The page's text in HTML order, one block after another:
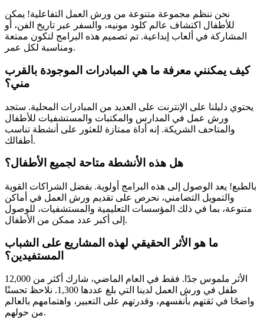
نحن ننظم مجموعة متنوعة من ورش العمل التفاعلية! يمكن
للأطفال اكتشاف عالم كلود مونيه، والسفر عبر تاريخ الفن، أو
المشاركة في ألعاب إبداعية. تم تصميم هذه البرامج لتكون ممتعة
ومناسبة لكل عمر.
كيف يمكنني معرفة ما هي المبادرات الموجودة بالقرب
مني؟
يحتوي دليلنا على الإنترنت على العديد من المبادرات المحلية. ستجد
ورش عمل في المدارس والمكتبات والمستشفيات للأطفال
والمتاحف الشريكة. إنه أداة ممتازة للعثور على أنشطة تناسب
أطفالك.
هل هذه الأنشطة متاحة لجميع الأطفال؟
بالطبع! يعد الوصول إلى هذه البرامج أولوية. بفضل الشراكات القوية
والتمويل التضامني، نحرص على تقديم ورش العمل في أماكن
متنوعة، بما في ذلك المؤسسات التعليمية والمستشفيات، للوصول
إلى أكبر عدد ممكن من الأطفال.
ما هو الأثر الحقيقي لهذه المشاريع على الشباب
المستفيدين؟
الأثر ملموس جدًا. فقط في العام الماضي، شارك أكثر من 12,000
طفل في ورش العمل لدينا التي بلغ عددها 1,300. نلاحظ تحسنًا
واضحًا في ثقتهم بأنفسهم، وقدرتهم على التعبير، واهتمامهم بالعالم
من حولهم.